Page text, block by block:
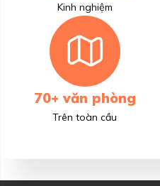
Kinh nghiệm
70+ văn phòng
Trên toàn cầu